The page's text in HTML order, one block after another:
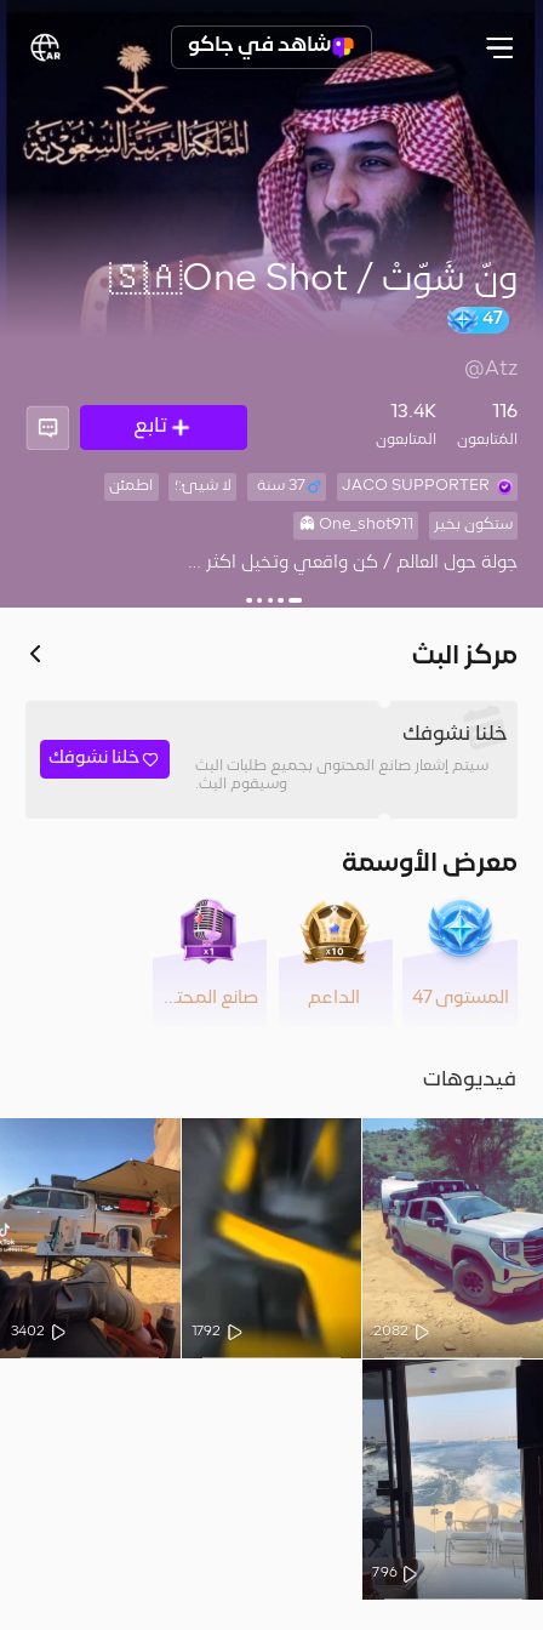
شاهد في جاكو
ونّ شُوّتْ / 🇸🇦One Shot
@Atz
116
المُتابعون
13.4K
المتابعون
تابع
JACO SUPPORTER 37 سنة لا شيئ:؛ اطمئن
ستكون بخير One_shot911 👻
جولة حول العالم / كن واقعي وتخيل اكثر …
مركز البث
خلنا نشوفك
سيتم إشعار صانع المحتوى بجميع طلبات البث
وسيقوم البث.
خلنا نشوفك
معرض الأوسمة
المستوى 47 الداعم صانع المحتوى
فيديوهات
2082
1792
3402
796